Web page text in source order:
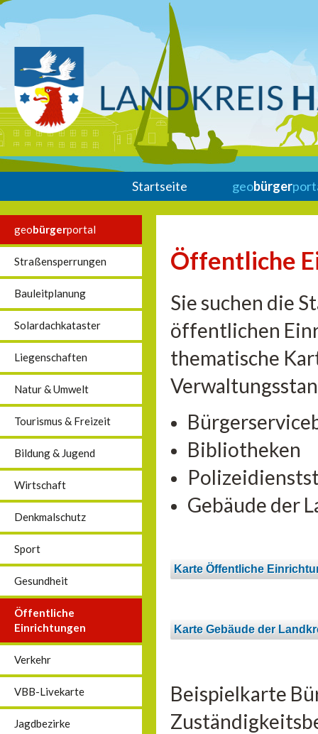
Startseite geobürger
geobürgerportal
Straßensperrungen
Bauleitplanung
Solardachkataster
Liegenschaften
Natur & Umwelt
Tourismus & Freizeit
Bildung & Jugend
Wirtschaft
Denkmalschutz
Sport
Gesundheit
Öffentliche
Einrichtungen
Verkehr
VBB-Livekarte
Jagdbezirke
Öffentliche
Sie suchen die
öffentlichen
thematische
Bibliotheken
Gebäude der
Karte Öffentliche
Karte Gebäude der
Beispielkarte